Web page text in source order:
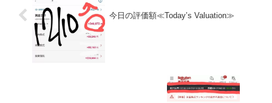
今日の評価額≪Today’s Valuation≫